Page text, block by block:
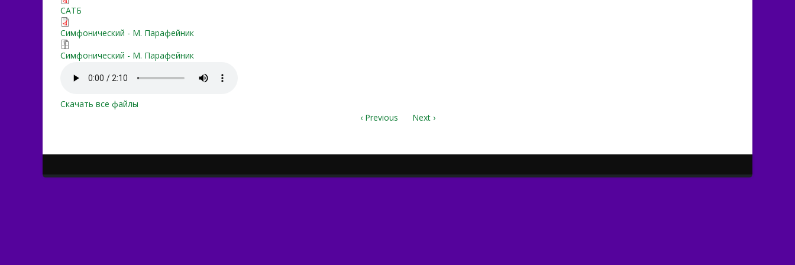
svetlyj_prazdnik_obnovlenjya_satb.pdf
САТБ
svetlyi_prazdnik_symfo.pdf
Симфонический - М. Парафейник
svetlyi_prazdnik_symfo.7z
Симфонический - М. Парафейник
svetlyi_prazdnik_symfo.mp3
Скачать все файлы
‹ Previous
Next ›